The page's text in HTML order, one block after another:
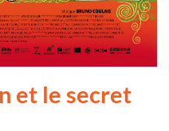
et le secret